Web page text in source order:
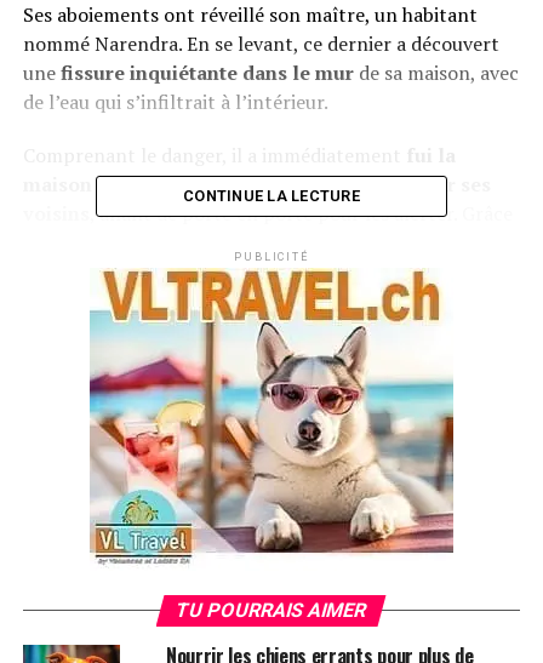
Ses aboiements ont réveillé son maître, un habitant
nommé Narendra. En se levant, ce dernier a découvert
unefissure inquiétante dans le murde sa maison, avec
de l’eau qui s’infiltrait à l’intérieur.
maison avec le chienet a commencé àprévenir ses
, allant de porte en porte pour les alerter. Grâce
juste avant que leurs maisons ne soient emportées
par un glissement de terrain provoqué par les pluies de
mousson. Ces familles ont trouvé refuge dans un temple
voisin, échappant ainsi à une tragédie certaine.
Trending
Des chiens encouragent la
lecture à la bibliothèque
Le chiot, adopté seulement quelques semaines plus tôt,
CONTINUE LA LECTURE
PUBLICITÉ
TU POURRAIS AIMER
Nourrir les chiens errants pour plus de